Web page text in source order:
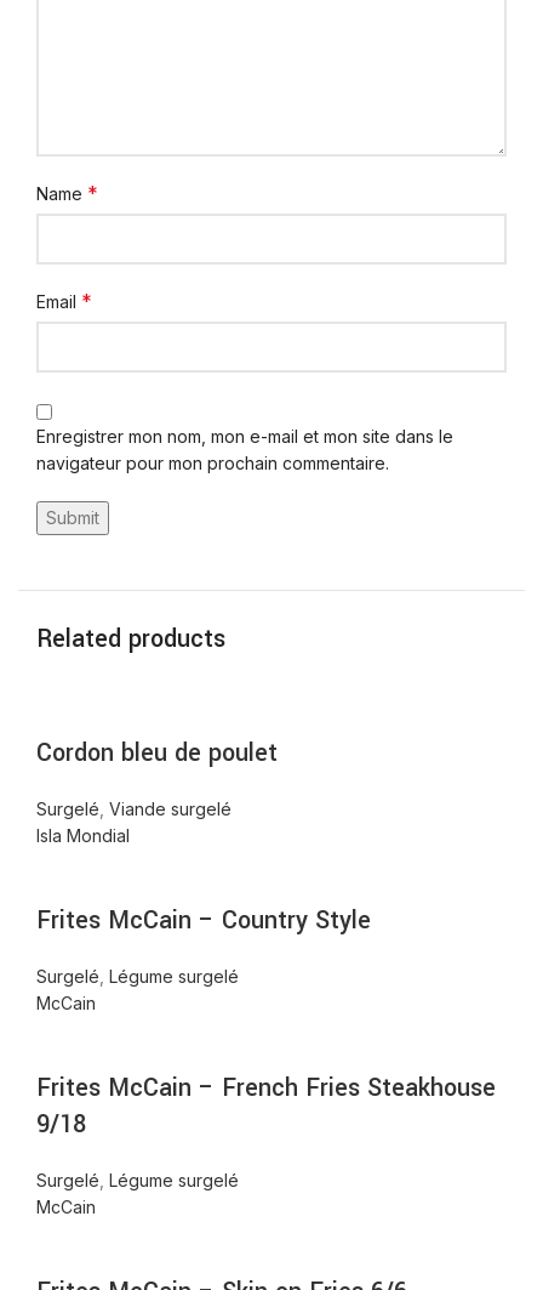
Name *
Email *
Enregistrer mon nom, mon e-mail et mon site dans le
navigateur pour mon prochain commentaire.
Related products
Cordon bleu de poulet
Surgelé Viande surgelé
Isla Mondial
Frites McCain – Country Style
Surgelé Légume surgelé
McCain
Frites McCain – French Fries Steakhouse
9/18
Surgelé Légume surgelé
McCain